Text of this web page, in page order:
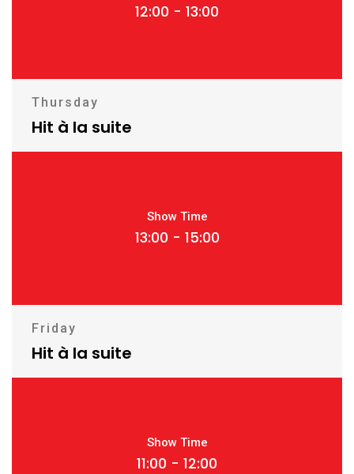
12:00 - 13:00
Thursday
Hit à la suite
Show Time
13:00 - 15:00
Friday
Hit à la suite
Show Time
11:00 - 12:00